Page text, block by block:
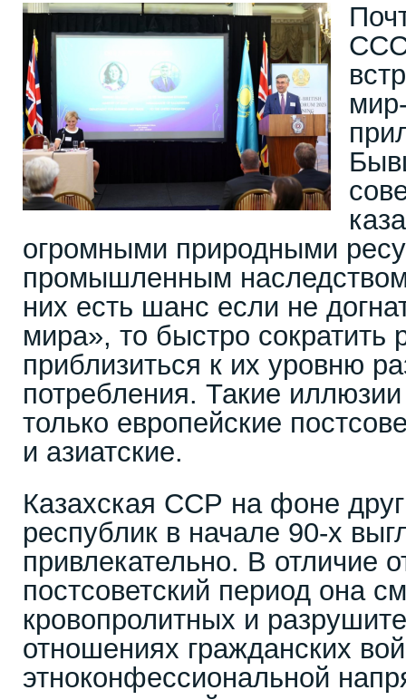
огромными природными
промышленным
них есть шанс если не
мира», то быстро сократить
приблизиться к их уровню
потребления. Такие
только европейские
и азиатские.
Казахская ССР на фоне
республик в начале 90-х
привлекательно. В отличие
постсоветский период она
кровопролитных и
отношениях гражданских
этноконфессиональной